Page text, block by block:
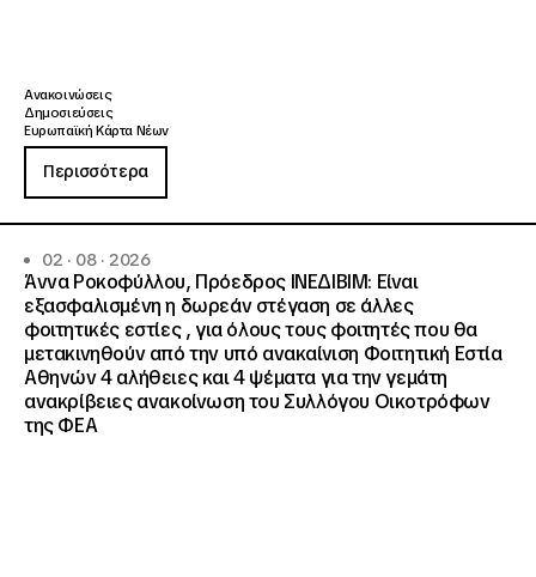
Ανακοινώσεις
Δημοσιεύσεις
Ευρωπαϊκή Κάρτα Νέων
Περισσότερα
02 · 08 · 2026
Άννα Ροκοφύλλου, Πρόεδρος ΙΝΕΔΙΒΙΜ: Είναι
εξασφαλισμένη η δωρεάν στέγαση σε άλλες
φοιτητικές εστίες , για όλους τους φοιτητές που θα
μετακινηθούν από την υπό ανακαίνιση Φοιτητική Εστία
Αθηνών 4 αλήθειες και 4 ψέματα για την γεμάτη
ανακρίβειες ανακοίνωση του Συλλόγου Οικοτρόφων
της ΦΕΑ